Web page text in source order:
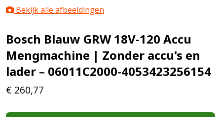
Bekijk alle afbeeldingen
Bosch Blauw GRW 18V-120 Accu
Mengmachine | Zonder accu's en
lader – 06011C2000-4053423256154
€ 260,77